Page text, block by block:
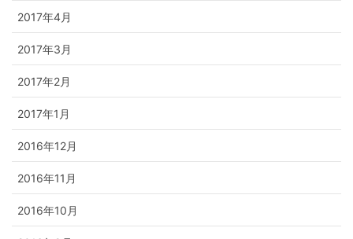
2017年4月
2017年3月
2017年2月
2017年1月
2016年12月
2016年11月
2016年10月